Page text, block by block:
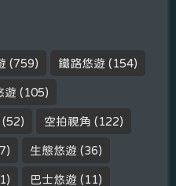
(759) 鐵路悠遊 (154)
遊 (105)
(52) 空拍視角 (122)
生態悠遊 (36)
巴士悠遊 (11)